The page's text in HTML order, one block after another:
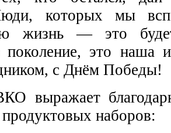
которых мы
жизнь — это будет
поколение, это
с Днём Победы!
выражает
продуктовых наборов: